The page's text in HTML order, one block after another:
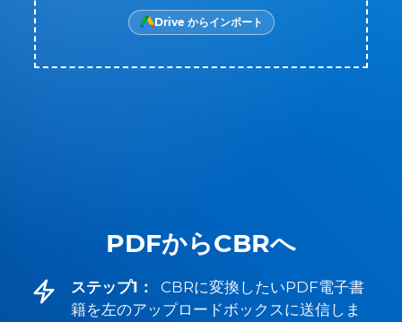
PDFからCBRへ
ステップ1：
CBRに変換したいPDF電子書
籍を左のアップロードボックスに送信しま
Drive からインポート